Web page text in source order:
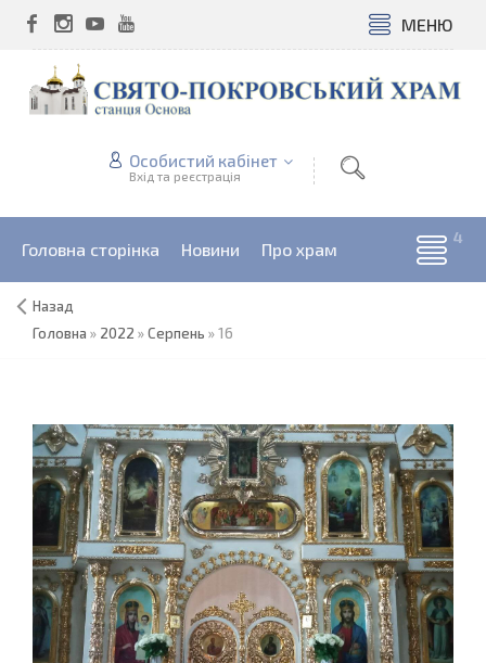
МЕНЮ
Особистий кабінет
Вхід та реєстрація
Головна сторінка Новини Про храм
Назад
Головна » 2022 »Серпень »16